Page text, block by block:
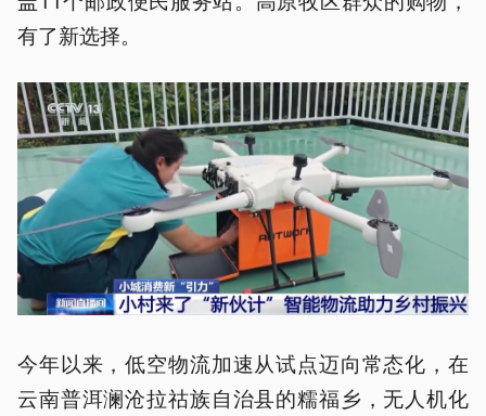
有了新选择。
今年以来，低空物流加速从试点迈向常态化，在
云南普洱澜沧拉祜族自治县的糯福乡，无人机化